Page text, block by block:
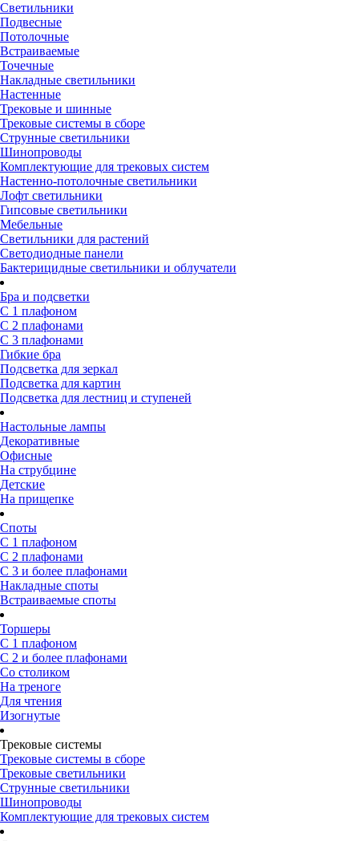
Светильники
Подвесные
Потолочные
Встраиваемые
Точечные
Накладные светильники
Настенные
Трековые и шинные
Трековые системы в сборе
Струнные светильники
Шинопроводы
Комплектующие для трековых систем
Настенно-потолочные светильники
Лофт светильники
Гипсовые светильники
Мебельные
Светильники для растений
Светодиодные панели
Бактерицидные светильники и облучатели
Бра и подсветки
С 1 плафоном
С 2 плафонами
С 3 плафонами
Гибкие бра
Подсветка для зеркал
Подсветка для картин
Подсветка для лестниц и ступеней
Настольные лампы
Декоративные
Офисные
На струбцине
Детские
На прищепке
Споты
С 1 плафоном
С 2 плафонами
С 3 и более плафонами
Накладные споты
Встраиваемые споты
Торшеры
С 1 плафоном
С 2 и более плафонами
Со столиком
На треноге
Для чтения
Изогнутые
Трековые системы
Трековые системы в сборе
Трековые светильники
Струнные светильники
Шинопроводы
Комплектующие для трековых систем